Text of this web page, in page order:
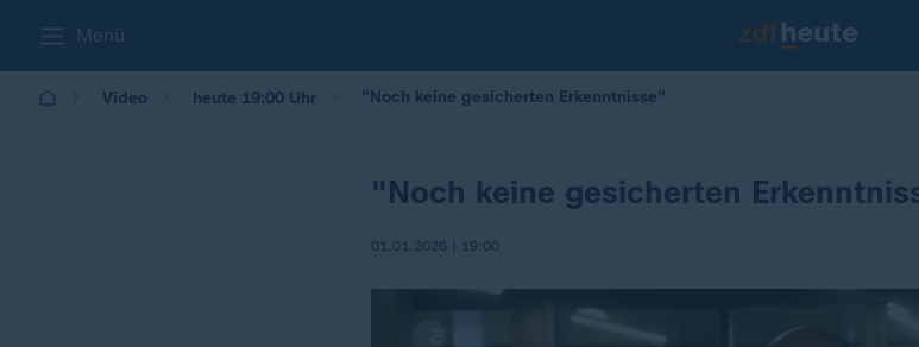
Menü
Video heute 19:00 Uhr "Noch keine gesicherten Erkenntnisse"
"Noch keine gesicherten
01.01.2026 | 19:00